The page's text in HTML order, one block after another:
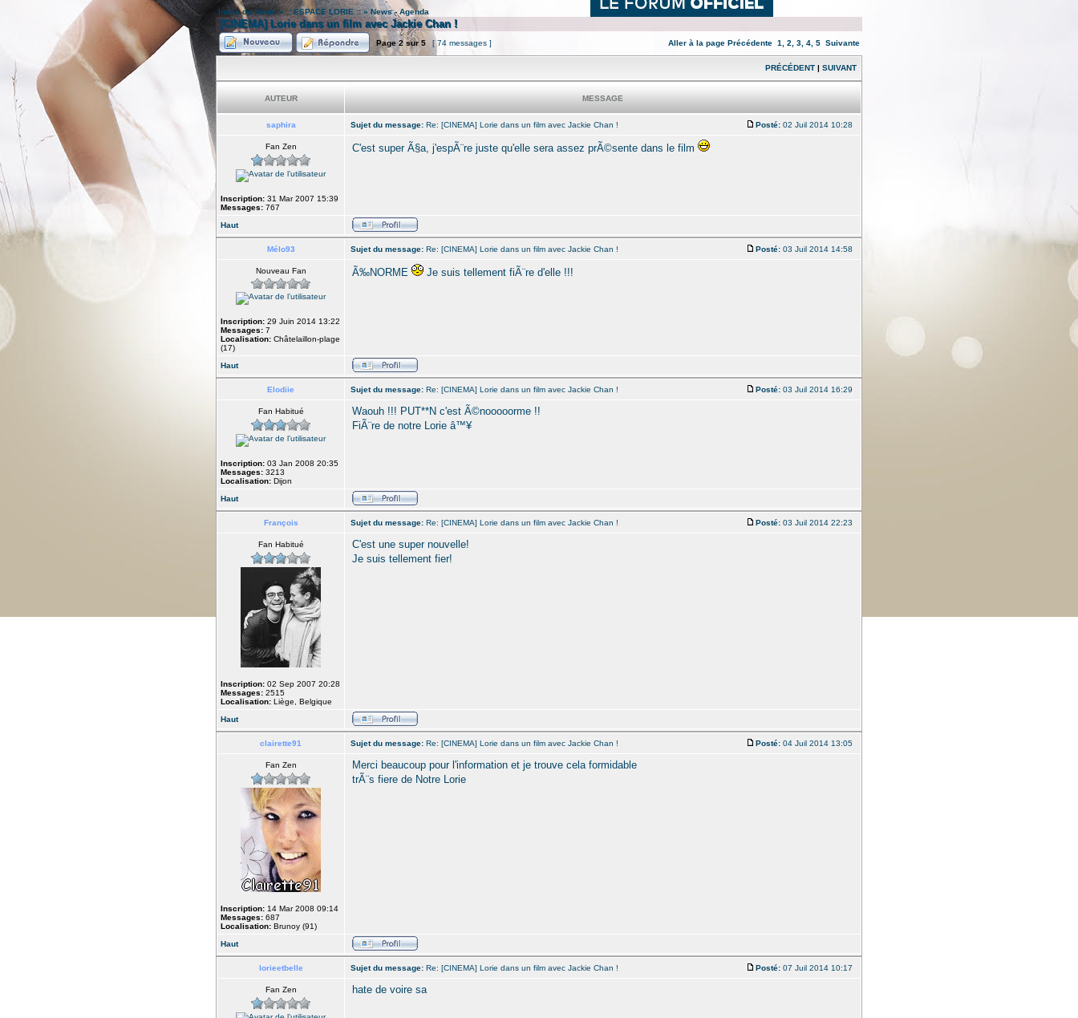
Index du forum » :: ESPACE LORIE ::»News - Agenda
[CINEMA] Lorie dans un film avec Jackie Chan !
Page2sur5 [ 74 messages ] Aller à la page Précédente 1 2 3 4 5 Suivante
PRÉCÉDENT | SUIVANT
AUTEUR MESSAGE
saphira Sujet du message: Re: [CINEMA] Lorie dans un film avec Jackie Chan ! Posté: 02 Juil 2014 10:28
Fan Zen
Inscription: 31 Mar 2007 15:39
Messages: 767
C'est super Ã§a, j'espÃ¨re juste qu'elle sera assez prÃ©sente dans le film
Haut
Mélo93 Sujet du message: Re: [CINEMA] Lorie dans un film avec Jackie Chan ! Posté: 03 Juil 2014 14:58
Nouveau Fan
Inscription: 29 Juin 2014 13:22
Messages: 7
Localisation: Châtelaillon-plage
(17)
Ã‰NORME Je suis tellement fiÃ¨re d'elle !!!
Haut
Elodiie Sujet du message: Re: [CINEMA] Lorie dans un film avec Jackie Chan ! Posté: 03 Juil 2014 16:29
Fan Habitué
Inscription: 03 Jan 2008 20:35
Messages: 3213
Localisation: Dijon
Waouh !!! PUT**N c'est Ã©nooooorme !!
FiÃ¨re de notre Lorie â™¥
Haut
François Sujet du message: Re: [CINEMA] Lorie dans un film avec Jackie Chan ! Posté: 03 Juil 2014 22:23
Fan Habitué
Inscription: 02 Sep 2007 20:28
Messages: 2515
Localisation: Liège, Belgique
C'est une super nouvelle!
Je suis tellement fier!
Haut
clairette91 Sujet du message: Re: [CINEMA] Lorie dans un film avec Jackie Chan ! Posté: 04 Juil 2014 13:05
Fan Zen
Inscription: 14 Mar 2008 09:14
Messages: 687
Localisation: Brunoy (91)
Merci beaucoup pour l'information et je trouve cela formidable
trÃ¨s fiere de Notre Lorie
Haut
lorieetbelle Sujet du message: Re: [CINEMA] Lorie dans un film avec Jackie Chan ! Posté: 07 Juil 2014 10:17
Fan Zen hate de voire sa